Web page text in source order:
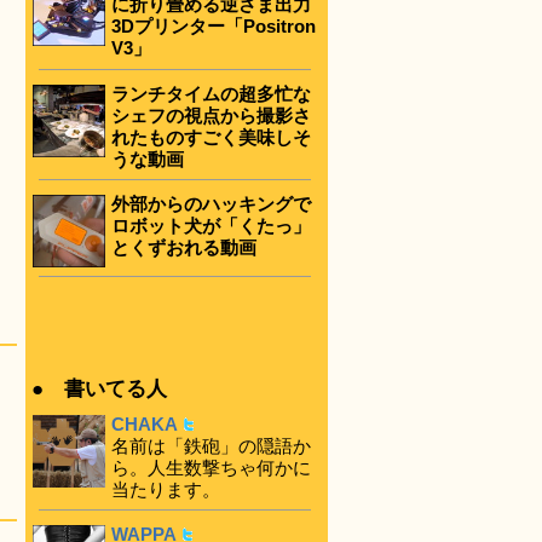
に折り畳める逆さま出力
3Dプリンター「Positron
V3」
ランチタイムの超多忙な
シェフの視点から撮影さ
れたものすごく美味しそ
うな動画
外部からのハッキングで
ロボット犬が「くたっ」
とくずおれる動画
● 書いてる人
CHAKA
名前は「鉄砲」の隠語か
ら。人生数撃ちゃ何かに
当たります。
WAPPA